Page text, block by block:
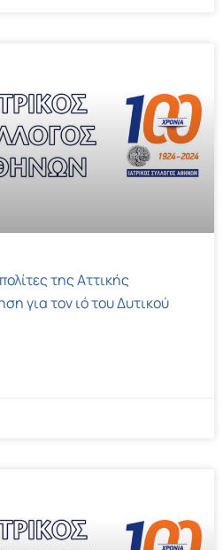
της Αττικής
για τον ιό του Δυτικού